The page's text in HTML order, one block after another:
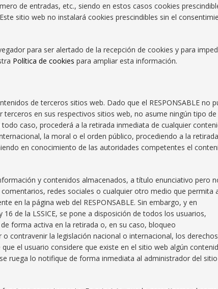
de entradas, etc., siendo en estos casos cookies
sitio web no instalará cookies prescindibles sin el
para ser alertado de la recepción de cookies y para
Política de cookies para ampliar esta información.
de terceros sitios web. Dado que el RESPONSABLE no
en sus respectivos sitios web, no asume ningún tipo de
caso, procederá a la retirada inmediata de cualquier
la moral o el orden público, procediendo a la retirada
en conocimiento de las autoridades competentes el
y contenidos almacenados, a título enunciativo pero
redes sociales o cualquier otro medio que permita
en la página web del RESPONSABLE. Sin embargo, y en
de la LSSICE, se pone a disposición de todos los usuarios,
forma activa en la retirada o, en su caso, bloqueo
contravenir la legislación nacional o internacional, los
el usuario considere que existe en el sitio web algún
ruega lo notifique de forma inmediata al administrador del sitio